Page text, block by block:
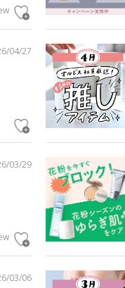
04/27
03/29
03/06